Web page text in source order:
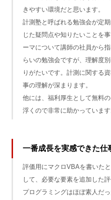
きやすい環境だと思います。
計測塾と呼ばれる勉強会が定
じた疑問点や知りたいことを
ーマについて講師の社員から
らいの勉強会ですが、理解度
りがたいです。計測に関する
事の理解が深まります。
他には、福利厚生として無料
浮くので非常に助かっています
一番成長を実感できた仕
評価用にマクロVBAを書いた
して、必要な要素を追加した
プログラミングはほぼ素人だ